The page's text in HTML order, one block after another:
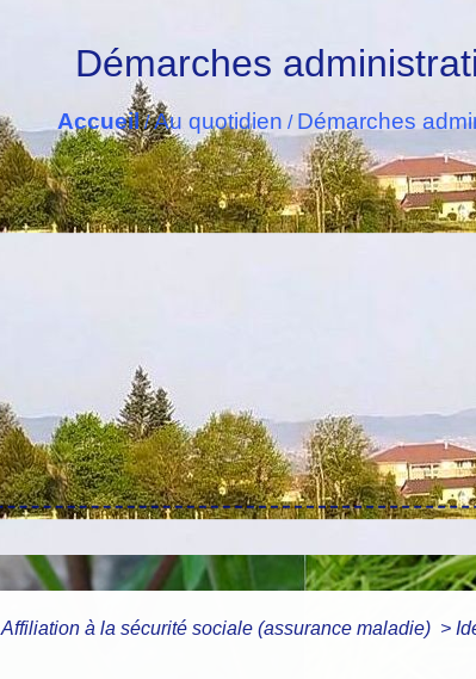
Démarches
Accueil/Au quotidien / Démarches
Affiliation à la sécurité sociale (assurance maladie) >